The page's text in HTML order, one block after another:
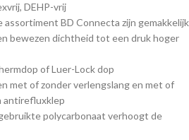
DEHP-vrij
assortiment BD Connecta zijn gemakkelijk
bewezen dichtheid tot een druk hoger
of Luer-Lock dop
met of zonder verlengslang en met of
antirefluxklep
polycarbonaat verhoogt de